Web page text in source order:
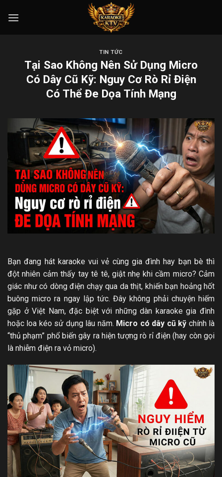
TIN TỨC
Tại Sao Không Nên Sử Dụng Micro
Có Dây Cũ Kỹ: Nguy Cơ Rò Rỉ Điện
Có Thể Đe Dọa Tính Mạng
Bạn đang hát karaoke vui vẻ cùng gia đình hay bạn bè thì
đột nhiên cảm thấy tay tê tê, giật nhẹ khi cầm micro? Cảm
giác như có dòng điện chạy qua da thịt, khiến bạn hoảng hốt
buông micro ra ngay lập tức. Đây không phải chuyện hiếm
gặp ở Việt Nam, đặc biệt với những dàn karaoke gia đình
hoặc loa kéo sử dụng lâu năm. Micro có dây cũ kỹ chính là
“thủ phạm” phổ biến gây ra hiện tượng rò rỉ điện (hay còn gọi
là nhiễm điện ra vỏ micro).